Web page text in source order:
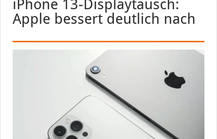
iPhone 13-Displaytausch:
Apple bessert deutlich nach